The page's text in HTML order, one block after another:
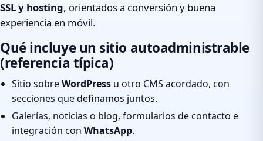
SSL y hosting, orientados a conversión y buena
experiencia en móvil.
Qué incluye un sitio autoadministrable
(referencia típica)
Sitio sobreWordPress u otro CMS acordado, con
secciones que definamos juntos.
Galerías, noticias o blog, formularios de contacto e
integración con WhatsApp.